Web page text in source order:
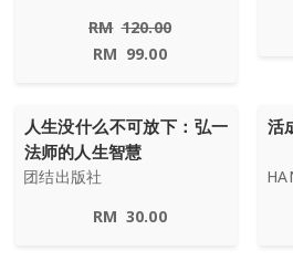
RM 120.00
RM 99.00
人生没什么不可放下：弘一
法师的人生智慧
团结出版社
RM 30.00
活